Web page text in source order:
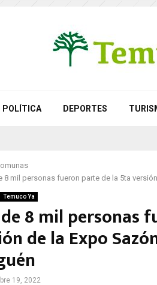
POLÍTICA DEPORTES
8 mil personas fueron parte de la 5ta
Temuco Ya
8 mil personas
de la Expo
19, 2022